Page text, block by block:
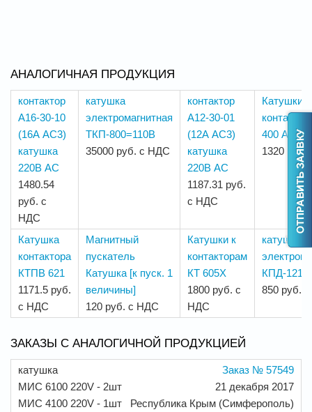
АНАЛОГИЧНАЯ ПРОДУКЦИЯ
контактор
A16-30-10
(16А AC3)
катушка
220В AC
1480.54
руб. с
НДС
катушка
электромагнитная
ТКП-800=110В
35000 руб. с НДС
контактор
A12-30-01
(12А AC3)
катушка
220В AC
1187.31 руб.
с НДС
Катушки к
400 А
1320
Катушка
контактора
КТПВ 621
1171.5 руб.
с НДС
Магнитный
пускатель
Катушка [к пуск. 1
величины]
120 руб. с НДС
Катушки к
контакторам
КТ 605Х
1800 руб. с
НДС
катушка
КПД-121Е
850 руб.
ЗАКАЗЫ С АНАЛОГИЧНОЙ ПРОДУКЦИЕЙ
Заказ № 57549
21 декабря 2017
Республика Крым (Симферополь)
катушка
МИС 6100 220V - 2шт
МИС 4100 220V - 1шт